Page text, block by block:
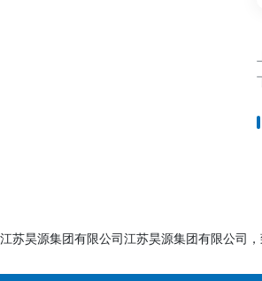
江苏昊源集团有限公司江苏昊源集团有限公司